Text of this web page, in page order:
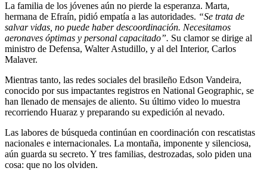
La familia de los jóvenes aún no pierde la esperanza. Marta,
hermana de Efraín, pidió empatía a las autoridades. “Se trata de
salvar vidas, no puede haber descoordinación. Necesitamos
aeronaves óptimas y personal capacitado”. Su clamor se dirige al
ministro de Defensa, Walter Astudillo, y al del Interior, Carlos
Malaver.
Mientras tanto, las redes sociales del brasileño Edson Vandeira,
conocido por sus impactantes registros en National Geographic, se
han llenado de mensajes de aliento. Su último video lo muestra
recorriendo Huaraz y preparando su expedición al nevado.
Las labores de búsqueda continúan en coordinación con rescatistas
nacionales e internacionales. La montaña, imponente y silenciosa,
aún guarda su secreto. Y tres familias, destrozadas, solo piden una
cosa: que no los olviden.